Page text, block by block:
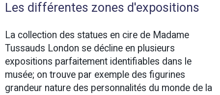
Les différentes zones d'expositions
La collection des statues en cire de Madame
Tussauds London se décline en plusieurs
expositions parfaitement identifiables dans le
musée; on trouve par exemple des figurines
grandeur nature des personnalités du monde de la